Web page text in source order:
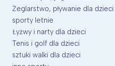
Żeglarstwo, pływanie dla dzieci
sporty letnie
Łyżwy i narty dla dzieci
Tenis i golf dla dzieci
sztuki walki dla dzieci